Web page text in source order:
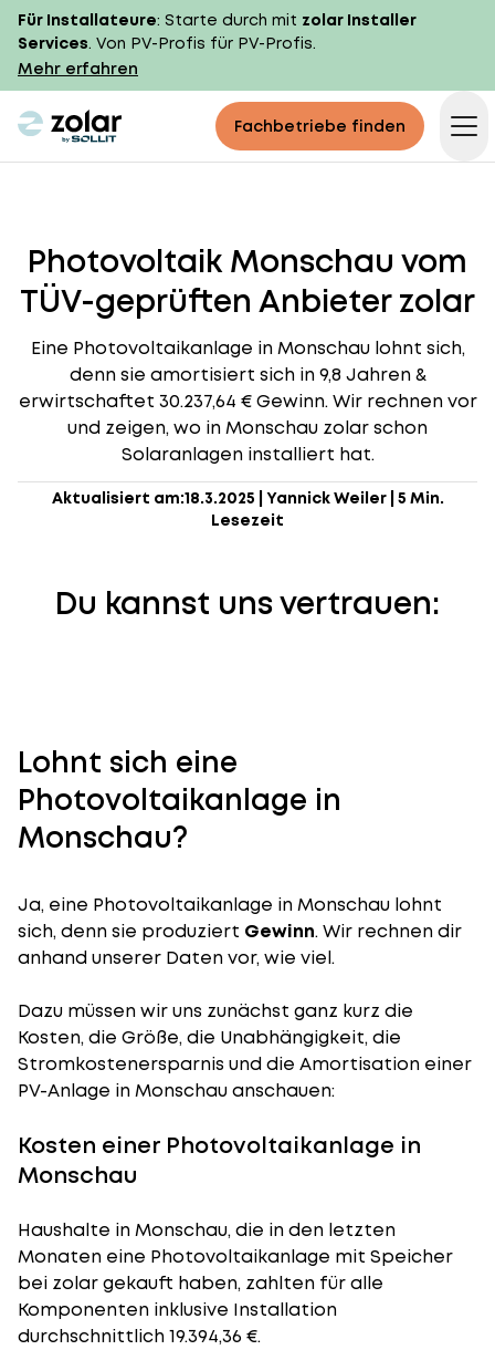
Für Installateure: Starte durch mit zolar Installer
Services. Von PV-Profis für PV-Profis.
Mehr erfahren
zolar logo Fachbetriebe finden
Photovoltaik Monschau vom
TÜV-geprüften Anbieter zolar
Eine Photovoltaikanlage in Monschau lohnt sich,
denn sie amortisiert sich in 9,8 Jahren &
erwirtschaftet 30.237,64 € Gewinn. Wir rechnen vor
und zeigen, wo in Monschau zolar schon
Solaranlagen installiert hat.
Aktualisiert am:18.3.2025 Yannick Weiler| 5 Min.
Lesezeit
Du kannst uns vertrauen:
Lohnt sich eine
Photovoltaikanlage in
Monschau?
Ja, eine Photovoltaikanlage in Monschau lohnt
sich, denn sie produziert Gewinn. Wir rechnen dir
anhand unserer Daten vor, wie viel.
Dazu müssen wir uns zunächst ganz kurz die
Kosten, die Größe, die Unabhängigkeit, die
Stromkostenersparnis und die Amortisation einer
PV-Anlage in Monschau anschauen:
Kosten einer Photovoltaikanlage in
Monschau
Haushalte in Monschau, die in den letzten
Monaten eine Photovoltaikanlage mit Speicher
bei zolar gekauft haben, zahlten für alle
Komponenten inklusive Installation
durchschnittlich 19.394,36 €.